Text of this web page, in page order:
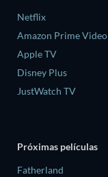
Netflix
Amazon Prime Video
Apple TV
Disney Plus
JustWatch TV
Próximas películas
Fatherland